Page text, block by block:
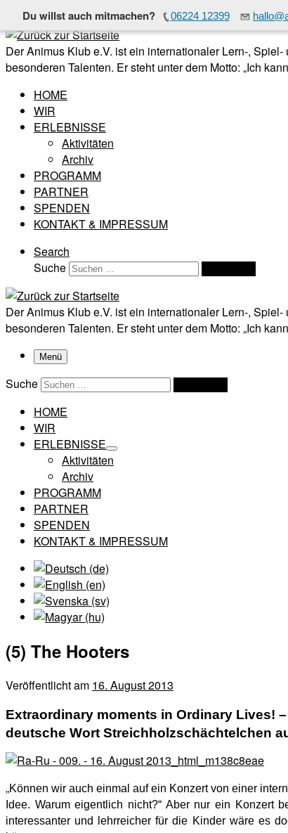
Du willst auch mitmachen? 06224 12399
Zum Inhalt springen
Der Animus Klub e.V. ist ein internationaler Lern-,
besonderen Talenten. Er steht unter dem Motto: „Ich
HOME
WIR
ERLEBNISSE
Aktivitäten
Archiv
PROGRAMM
PARTNER
SPENDEN
KONTAKT & IMPRESSUM
Search
Suche
Der Animus Klub e.V. ist ein internationaler Lern-,
besonderen Talenten. Er steht unter dem Motto: „Ich
Menü
Suche
HOME
WIR
ERLEBNISSE
Aktivitäten
Archiv
PROGRAMM
PARTNER
SPENDEN
KONTAKT & IMPRESSUM
(5) The Hooters
Veröffentlicht am 16. August 2013
Extraordinary moments in Ordinary Lives! –
deutsche Wort Streichholzschächtelchen
„Können wir auch einmal auf ein Konzert von einer
Idee. Warum eigentlich nicht?“ Aber nur ein Konzert
interessanter und lehrreicher für die Kinder wäre es